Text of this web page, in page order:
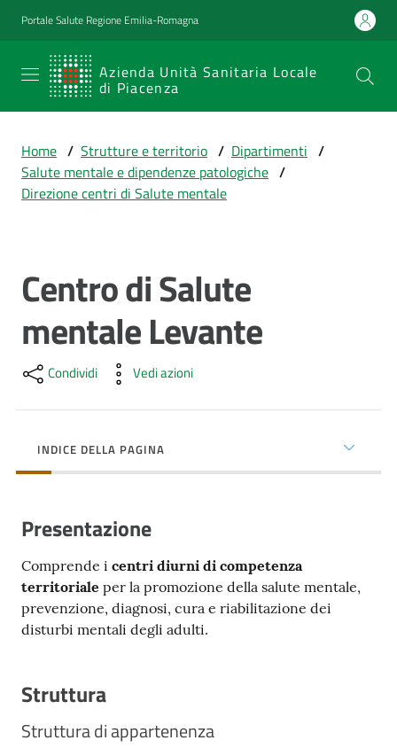
Vai al contenuto
Vai alla navigazione
Vai al footer
Portale Salute Regione Emilia-Romagna
Azienda Unità Sanitaria Locale
di Piacenza
SERVIZIO
SANITARIO
Emilia-
Romagna
Prestazioni
e
percorsi
di
cura
Come
per...
Strutture
e
territorio
Studiare
a
Piacenza
Home / Strutture e territorio / Dipartimenti /
Salute mentale e dipendenze patologiche /
Direzione centri di Salute mentale
Salta al contenuto
Centro di Salute
mentale Levante
Condividi Vedi azioni
INDICE DELLA PAGINA
Presentazione
Comprende i centri diurni di competenza
territoriale per la promozione della salute mentale,
prevenzione, diagnosi, cura e riabilitazione dei
disturbi mentali degli adulti.
Struttura
Struttura di appartenenza